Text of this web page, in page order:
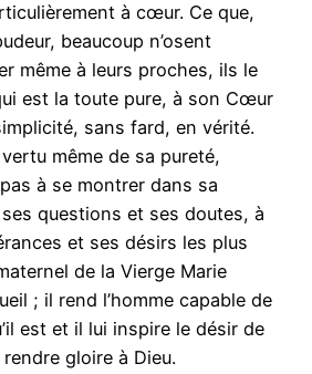
à cœur. Ce que,
beaucoup n’osent
même à leurs proches, ils le
est la toute pure, à son Cœur
sans fard, en vérité.
même de sa pureté,
pas à se montrer dans sa
questions et ses doutes, à
et ses désirs les plus
de la Vierge Marie
; il rend l’homme capable de
est et il lui inspire le désir de
gloire à Dieu.